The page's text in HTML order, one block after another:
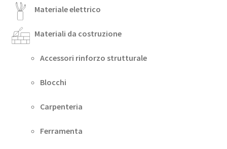
Materiale elettrico
Materiali da costruzione
Accessori rinforzo strutturale
Blocchi
Carpenteria
Ferramenta